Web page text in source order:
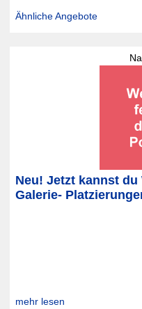
Ähnliche Angebote
Neu! Jetzt kannst
Galerie-
mehr lesen